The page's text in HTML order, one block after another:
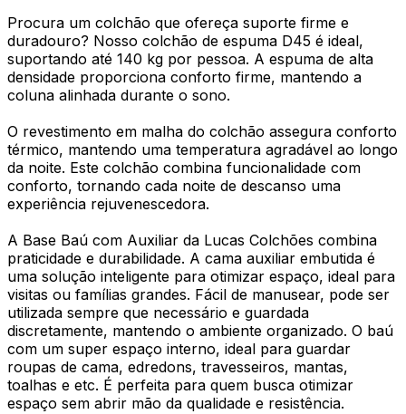
Procura um colchão que ofereça suporte firme e
duradouro? Nosso colchão de espuma D45 é ideal,
suportando até 140 kg por pessoa. A espuma de alta
densidade proporciona conforto firme, mantendo a
coluna alinhada durante o sono.
O revestimento em malha do colchão assegura conforto
térmico, mantendo uma temperatura agradável ao longo
da noite. Este colchão combina funcionalidade com
conforto, tornando cada noite de descanso uma
experiência rejuvenescedora.
A Base Baú com Auxiliar da Lucas Colchões combina
praticidade e durabilidade. A cama auxiliar embutida é
uma solução inteligente para otimizar espaço, ideal para
visitas ou famílias grandes. Fácil de manusear, pode ser
utilizada sempre que necessário e guardada
discretamente, mantendo o ambiente organizado. O baú
com um super espaço interno, ideal para guardar
roupas de cama, edredons, travesseiros, mantas,
toalhas e etc. É perfeita para quem busca otimizar
espaço sem abrir mão da qualidade e resistência.